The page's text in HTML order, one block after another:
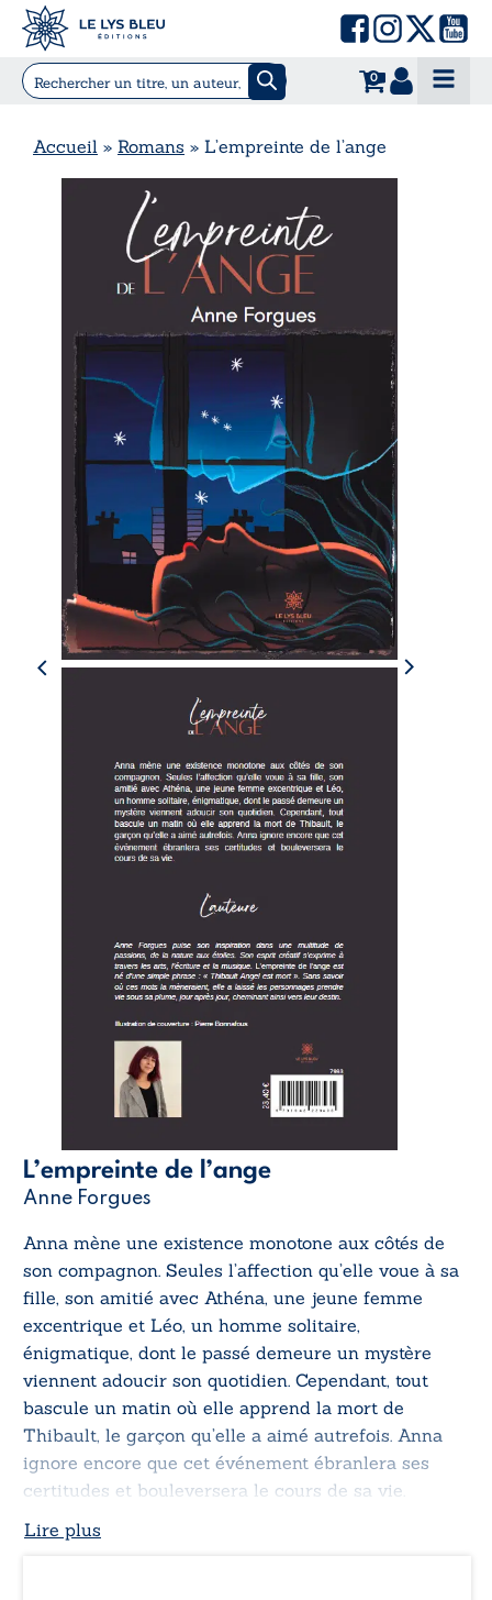
0
Accueil » Romans » L’empreinte de l’ange
L’empreinte de l’ange
Anne Forgues
Anna mène une existence monotone aux côtés de
son compagnon. Seules l’affection qu’elle voue à sa
fille, son amitié avec Athéna, une jeune femme
excentrique et Léo, un homme solitaire,
énigmatique, dont le passé demeure un mystère
viennent adoucir son quotidien. Cependant, tout
bascule un matin où elle apprend la mort de
Thibault, le garçon qu’elle a aimé autrefois. Anna
ignore encore que cet événement ébranlera ses
certitudes et bouleversera le cours de sa vie.
Lire plus